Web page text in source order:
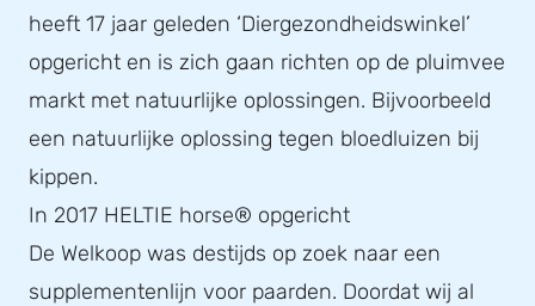
heeft 17 jaar geleden ‘Diergezondheidswinkel’
opgericht en is zich gaan richten op de pluimvee
markt met natuurlijke oplossingen. Bijvoorbeeld
een natuurlijke oplossing tegen bloedluizen bij
kippen.
In 2017 HELTIE horse® opgericht
De Welkoop was destijds op zoek naar een
supplementenlijn voor paarden. Doordat wij al